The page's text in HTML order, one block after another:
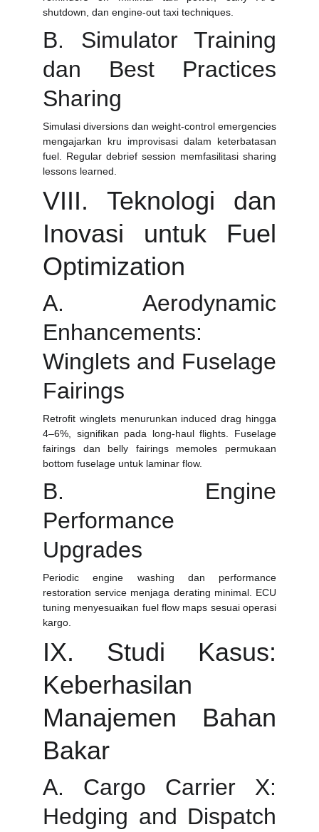
shutdown, dan engine-out taxi techniques.
B. Simulator Training
dan Best Practices
Sharing
Simulasi diversions dan weight-control emergencies
mengajarkan kru improvisasi dalam keterbatasan
fuel. Regular debrief session memfasilitasi sharing
lessons learned.
VIII. Teknologi dan
Inovasi untuk Fuel
Optimization
A. Aerodynamic
Enhancements:
Winglets and Fuselage
Fairings
Retrofit winglets menurunkan induced drag hingga
4–6%, signifikan pada long-haul flights. Fuselage
fairings dan belly fairings memoles permukaan
bottom fuselage untuk laminar flow.
B. Engine
Performance
Upgrades
Periodic engine washing dan performance
restoration service menjaga derating minimal. ECU
tuning menyesuaikan fuel flow maps sesuai operasi
kargo.
IX. Studi Kasus:
Keberhasilan
Manajemen Bahan
Bakar
A. Cargo Carrier X:
Hedging and Dispatch